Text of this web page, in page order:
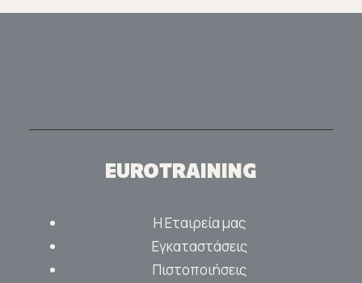
EUROTRAINING
Η Εταιρεία μας
Εγκαταστάσεις
Πιστοποιήσεις